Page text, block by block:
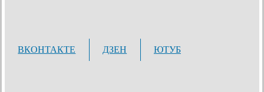
ВКОНТАКТЕ ДЗЕН ЮТУБ